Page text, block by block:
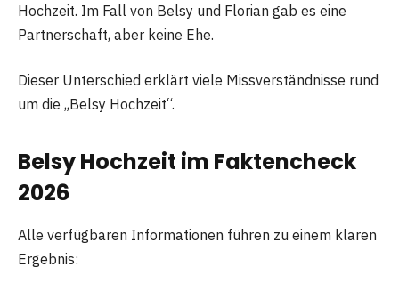
Hochzeit. Im Fall von Belsy und Florian gab es eine
Partnerschaft, aber keine Ehe.
Dieser Unterschied erklärt viele Missverständnisse rund
um die „Belsy Hochzeit“.
Belsy Hochzeit im Faktencheck
2026
Alle verfügbaren Informationen führen zu einem klaren
Ergebnis: